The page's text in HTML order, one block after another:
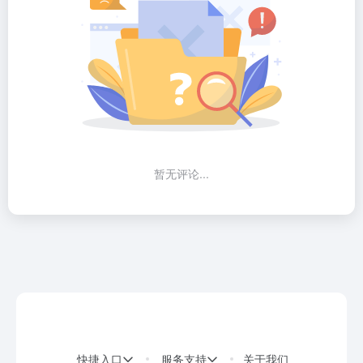
暂无评论...
快捷入口 服务支持 关于我们